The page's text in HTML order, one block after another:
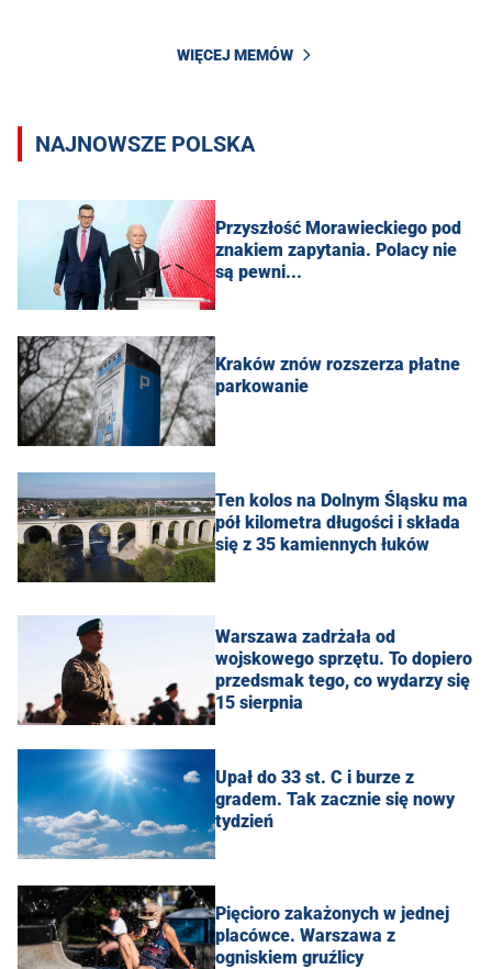
WIĘCEJ MEMÓW
NAJNOWSZE POLSKA
Przyszłość Morawieckiego pod
znakiem zapytania. Polacy nie
są pewni...
Kraków znów rozszerza płatne
parkowanie
Ten kolos na Dolnym Śląsku ma
pół kilometra długości i składa
się z 35 kamiennych łuków
Warszawa zadrżała od
wojskowego sprzętu. To dopiero
przedsmak tego, co wydarzy się
15 sierpnia
Upał do 33 st. C i burze z
gradem. Tak zacznie się nowy
tydzień
Pięcioro zakażonych w jednej
placówce. Warszawa z
ogniskiem gruźlicy